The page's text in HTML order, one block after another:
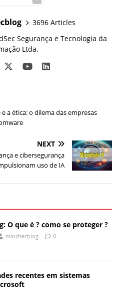
3696 Articles
Segurança e Tecnologia da
Ltda.
a ética: o dilema das empresas
NEXT
e cibersegurança
uso de IA
O que é ? como se proteger ?
mindsecblog 0
recentes em sistemas